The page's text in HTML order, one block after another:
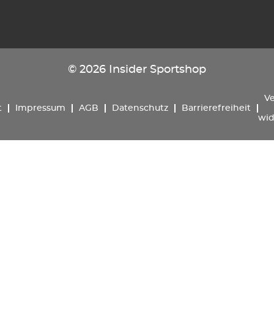
© 2026 Insider Sportshop
Impressum AGB Datenschutz Barrierefreiheit